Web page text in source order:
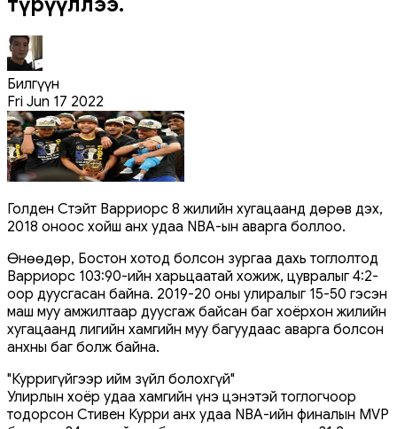
Билгүүн
Fri Jun 17 2022
Голден Стэйт Варриорс 8 жилийн хугацаанд дөрөв дэх,
2018 оноос хойш анх удаа NBA-ын аварга боллоо.
Өнөөдөр, Бостон хотод болсон зургаа дахь тоглолтод
Варриорс 103:90-ийн харьцаатай хожиж, цувралыг 4:2-
оор дуусгасан байна. 2019-20 оны улиралыг 15-50 гэсэн
маш муу амжилтаар дуусгаж байсан баг хоёрхон жилийн
хугацаанд лигийн хамгийн муу багуудаас аварга болсон
анхны баг болж байна.
"Курригүйгээр ийм зүйл болохгүй"
Улирлын хоёр удаа хамгийн үнэ цэнэтэй тоглогчоор
тодорсон Стивен Курри анх удаа NBA-ийн финалын MVP